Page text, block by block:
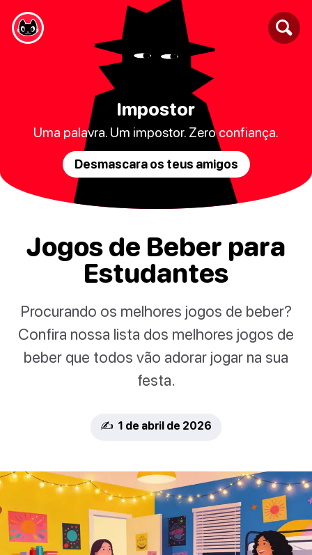
Impostor
Uma palavra. Um impostor. Zero confiança.
Desmascara os teus amigos
Jogos de Beber para
Estudantes
Procurando os melhores jogos de beber?
Confira nossa lista dos melhores jogos de
beber que todos vão adorar jogar na sua
festa.
✍️ 1 de abril de 2026